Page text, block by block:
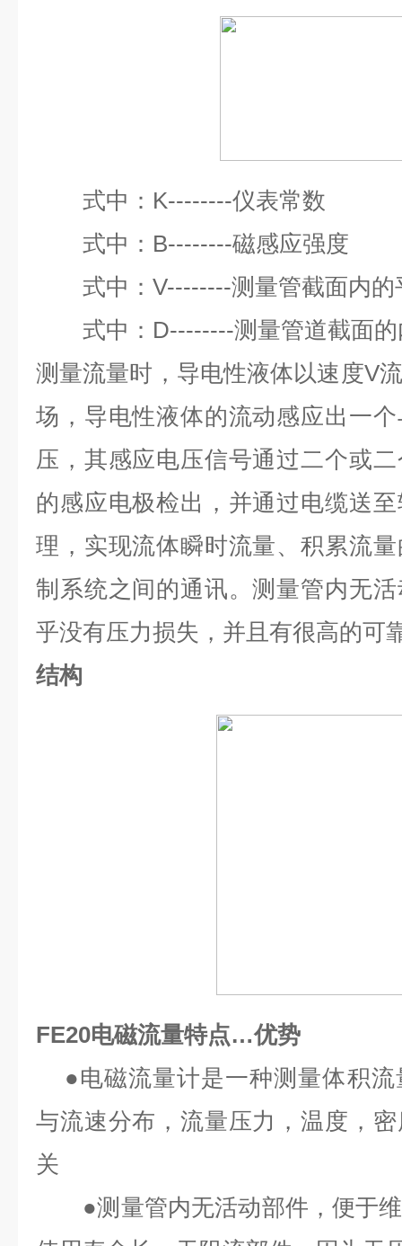
式中：K--------仪表
式中：B--------磁感应强度
式中：V--------测量管截面内的
式中：D--------测量管道截面的
测量流量时，导电性液体以速度V
场，导电性液体的流动感应出一
压，其感应电压信号通过二个或
的感应电极检出，并通过电缆送
理，实现流体瞬时流量、积累流
制系统之间的通讯。测量管内无
乎没有压力损失，并且有很高的可
结构
FE20电磁流量特点…优势
●电磁流量计是一种测量体积
与流速分布，流量压力，温度，
关
●测量管内无活动部件，便于维